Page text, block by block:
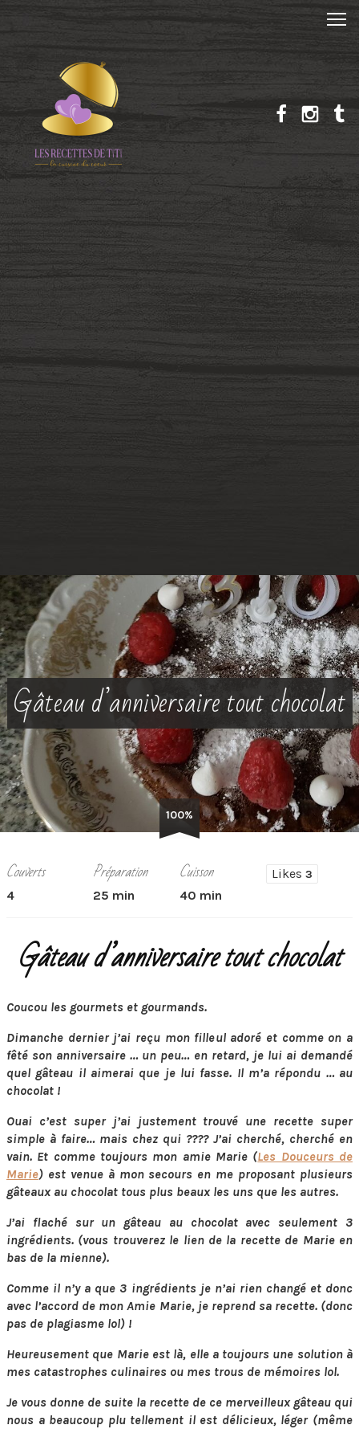
Gâteau d’anniversaire tout chocolat
100%
Couverts
4
Préparation
25 min
Cuisson
40 min
Likes 3
Gâteau d’anniversaire tout chocolat
Coucou les gourmets et gourmands.
Dimanche dernier j’ai reçu mon filleul adoré et comme on a
fêté son anniversaire … un peu… en retard, je lui ai demandé
quel gâteau il aimerai que je lui fasse. Il m’a répondu … au
chocolat !
Ouai c’est super j’ai justement trouvé une recette super
simple à faire… mais chez qui ???? J’ai cherché, cherché en
vain. Et comme toujours mon amie Marie (Les Douceurs de
Marie) est venue à mon secours en me proposant plusieurs
gâteaux au chocolat tous plus beaux les uns que les autres.
J’ai flaché sur un gâteau au chocolat avec seulement 3
ingrédients. (vous trouverez le lien de la recette de Marie en
bas de la mienne).
Comme il n’y a que 3 ingrédients je n’ai rien changé et donc
avec l’accord de mon Amie Marie, je reprend sa recette. (donc
pas de plagiasme lol) !
Heureusement que Marie est là, elle a toujours une solution à
mes catastrophes culinaires ou mes trous de mémoires lol.
Je vous donne de suite la recette de ce merveilleux gâteau qui
nous a beaucoup plu tellement il est délicieux, léger (même